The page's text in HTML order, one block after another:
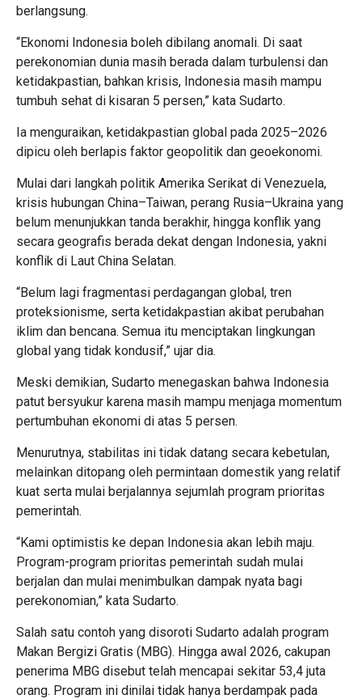
berlangsung.
“Ekonomi Indonesia boleh dibilang anomali. Di saat
perekonomian dunia masih berada dalam turbulensi dan
ketidakpastian, bahkan krisis, Indonesia masih mampu
tumbuh sehat di kisaran 5 persen,” kata Sudarto.
Ia menguraikan, ketidakpastian global pada 2025–2026
dipicu oleh berlapis faktor geopolitik dan geoekonomi.
Mulai dari langkah politik Amerika Serikat di Venezuela,
krisis hubungan China–Taiwan, perang Rusia–Ukraina yang
belum menunjukkan tanda berakhir, hingga konflik yang
secara geografis berada dekat dengan Indonesia, yakni
konflik di Laut China Selatan.
“Belum lagi fragmentasi perdagangan global, tren
proteksionisme, serta ketidakpastian akibat perubahan
iklim dan bencana. Semua itu menciptakan lingkungan
global yang tidak kondusif,” ujar dia.
Meski demikian, Sudarto menegaskan bahwa Indonesia
patut bersyukur karena masih mampu menjaga momentum
pertumbuhan ekonomi di atas 5 persen.
Menurutnya, stabilitas ini tidak datang secara kebetulan,
melainkan ditopang oleh permintaan domestik yang relatif
kuat serta mulai berjalannya sejumlah program prioritas
pemerintah.
“Kami optimistis ke depan Indonesia akan lebih maju.
Program-program prioritas pemerintah sudah mulai
berjalan dan mulai menimbulkan dampak nyata bagi
perekonomian,” kata Sudarto.
Salah satu contoh yang disoroti Sudarto adalah program
Makan Bergizi Gratis (MBG). Hingga awal 2026, cakupan
penerima MBG disebut telah mencapai sekitar 53,4 juta
orang. Program ini dinilai tidak hanya berdampak pada